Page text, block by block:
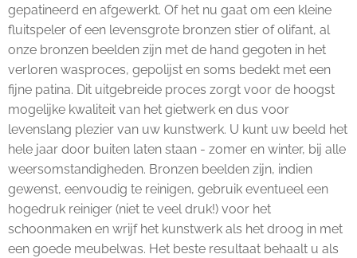
gepatineerd en afgewerkt. Of het nu gaat om een kleine
fluitspeler of een levensgrote bronzen stier of olifant, al
onze bronzen beelden zijn met de hand gegoten in het
verloren wasproces, gepolijst en soms bedekt met een
fijne patina. Dit uitgebreide proces zorgt voor de hoogst
mogelijke kwaliteit van het gietwerk en dus voor
levenslang plezier van uw kunstwerk. U kunt uw beeld het
hele jaar door buiten laten staan - zomer en winter, bij alle
weersomstandigheden. Bronzen beelden zijn, indien
gewenst, eenvoudig te reinigen, gebruik eventueel een
hogedruk reiniger (niet te veel druk!) voor het
schoonmaken en wrijf het kunstwerk als het droog in met
een goede meubelwas. Het beste resultaat behaalt u als